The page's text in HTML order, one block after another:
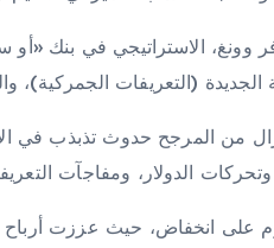
وونغ، الاستراتيجي في بنك
(التعريفات الجمركية)،
من المرجح حدوث تذبذب في
الدولار، ومفاجآت
على انخفاض، حيث عززت